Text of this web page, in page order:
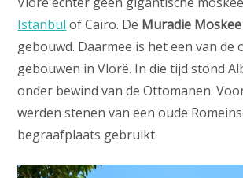
Istanbul of Caïro. De Muradie Moskee
gebouwd. Daarmee is het een van de
gebouwen in Vlorë. In die tijd stond
onder bewind van de Ottomanen.
werden stenen van een oude
begraafplaats gebruikt.